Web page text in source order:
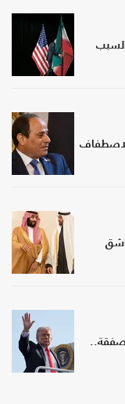
صفقة..